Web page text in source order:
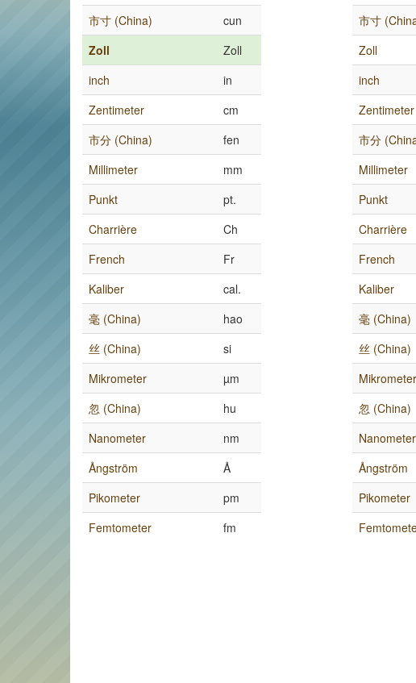
市寸 (China)
cun
Zoll
Zoll
inch
in
Zentimeter
cm
市分 (China)
fen
Millimeter
mm
Punkt
pt.
Charrière
Ch
French
Fr
Kaliber
cal.
毫 (China)
hao
丝 (China)
si
Mikrometer
µm
忽 (China)
hu
Nanometer
nm
Ångström
Å
Pikometer
pm
Femtometer
fm
市寸
Zoll
inch
Zentimeter
市分
Millimeter
Punkt
Charrière
French
Kaliber
毫 (China)
丝 (China)
Mikrometer
忽 (China)
Nanometer
Ångström
Pikometer